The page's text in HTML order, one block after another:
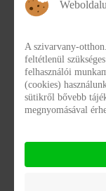
A szivarvany-
feltétlenül
felhasználói
(cookies)
sütikről bővebb
megnyomásával